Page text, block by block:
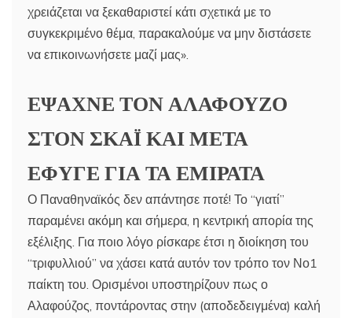
χρειάζεται να ξεκαθαριστεί κάτι σχετικά με το
συγκεκριμένο θέμα, παρακαλούμε να μην διστάσετε
να επικοινωνήσετε μαζί μας».
ΕΨΑΧΝΕ ΤΟΝ ΑΛΑΦΟΥΖΟ
ΣΤΟΝ ΣΚΑΪ ΚΑΙ ΜΕΤΑ
ΕΦΥΓΕ ΓΙΑ ΤΑ ΕΜΙΡΑΤΑ
Ο Παναθηναϊκός δεν απάντησε ποτέ! Το “γιατί”
παραμένει ακόμη και σήμερα, η κεντρική απορία της
εξέλιξης. Για ποιο λόγο ρίσκαρε έτσι η διοίκηση του
“τριφυλλιού” να χάσει κατά αυτόν τον τρόπο τον Νο1
παίκτη του. Ορισμένοι υποστηρίζουν πως ο
Αλαφούζος, ποντάροντας στην (αποδεδειγμένα) καλή